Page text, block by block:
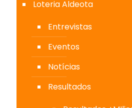
Loteria Aldeota
Entrevistas
Eventos
Notícias
Resultados